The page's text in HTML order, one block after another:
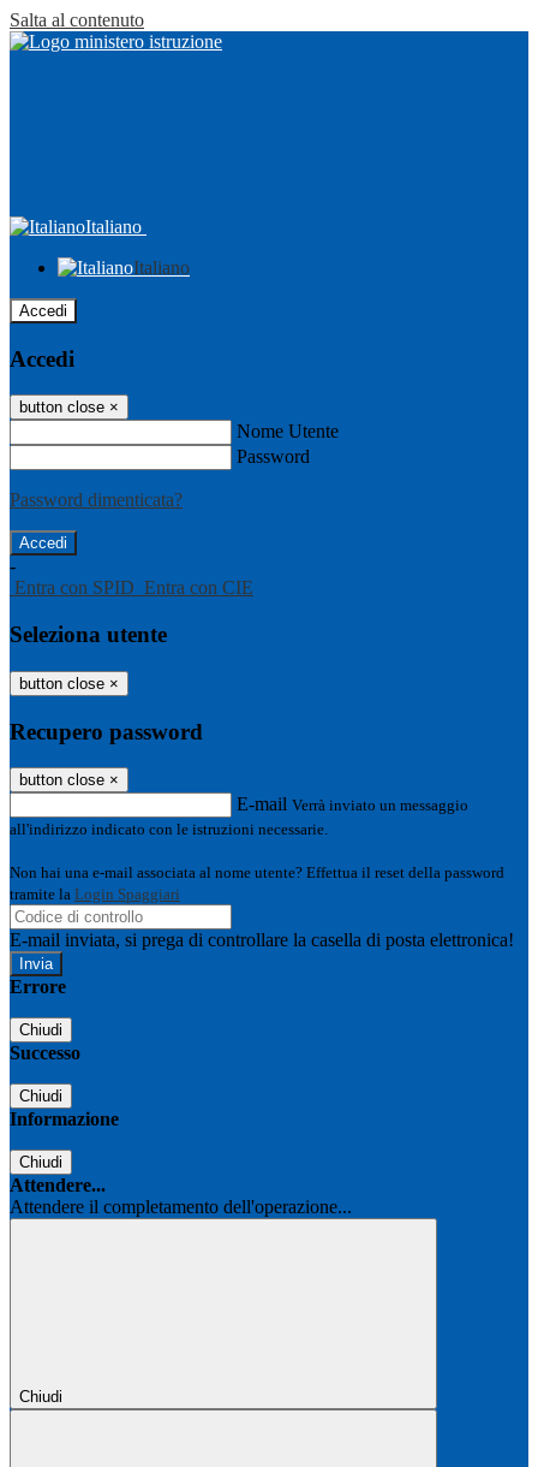
Salta al contenuto
Italiano
Italiano
Accedi
Accedi
button close ×
Nome Utente
Password
Password dimenticata?
-
Entra con SPID Entra con CIE
Seleziona utente
button close ×
Recupero password
button close ×
E-mail Verrà inviato un messaggio
all'indirizzo indicato con le istruzioni necessarie.
Non hai una e-mail associata al nome utente? Effettua il reset della password
tramite la Login Spaggiari
E-mail inviata, si prega di controllare la casella di posta elettronica!
Errore
Chiudi
Successo
Chiudi
Informazione
Chiudi
Attendere...
Attendere il completamento dell'operazione...
Chiudi